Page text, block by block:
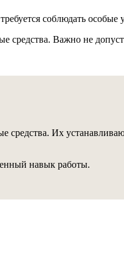
соблюдать особые
Важно не
Их
навык работы.